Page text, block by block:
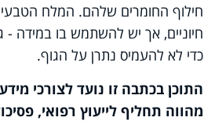
חילוף החומרים שלהם. המלח הטבעי
חיוניים, אך יש להשתמש בו במידה -
כדי לא להעמיס נתרן על הגוף.
התוכן בכתבה זו נועד לצורכי
מהווה תחליף לייעוץ רפואי,